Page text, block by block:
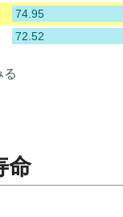
74.95
72.52
る
命